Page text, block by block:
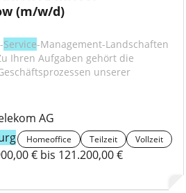
(m/w/d)
Service-Management-Landschaften
Ihren Aufgaben gehört die
unserer
AG
Homeoffice Teilzeit Vollzeit
€ bis 121.200,00 €